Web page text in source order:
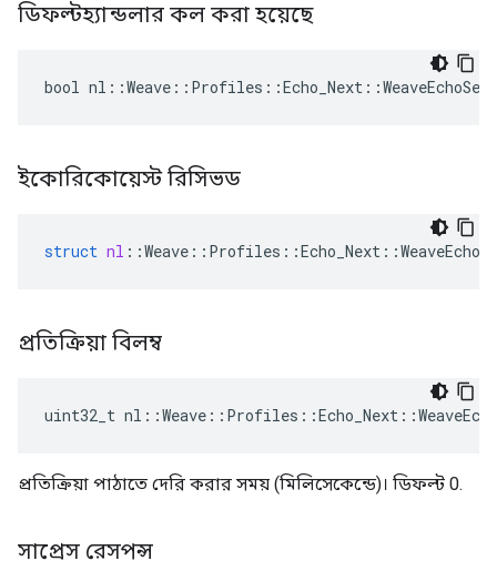
ডিফল্টহ্যান্ডলার কল করা হয়েছে
bool
ইকোরিকোয়েস্ট রিসিভড
struct nl ::Weave :: Profiles ::Echo_Next ::
প্রতিক্রিয়া বিলম্ব
uint32_t
প্রতিক্রিয়া পাঠাতে দেরি করার সময় (মিলিসেকেন্ডে)। ডিফল্ট 0.
সাপ্রেস রেসপন্স